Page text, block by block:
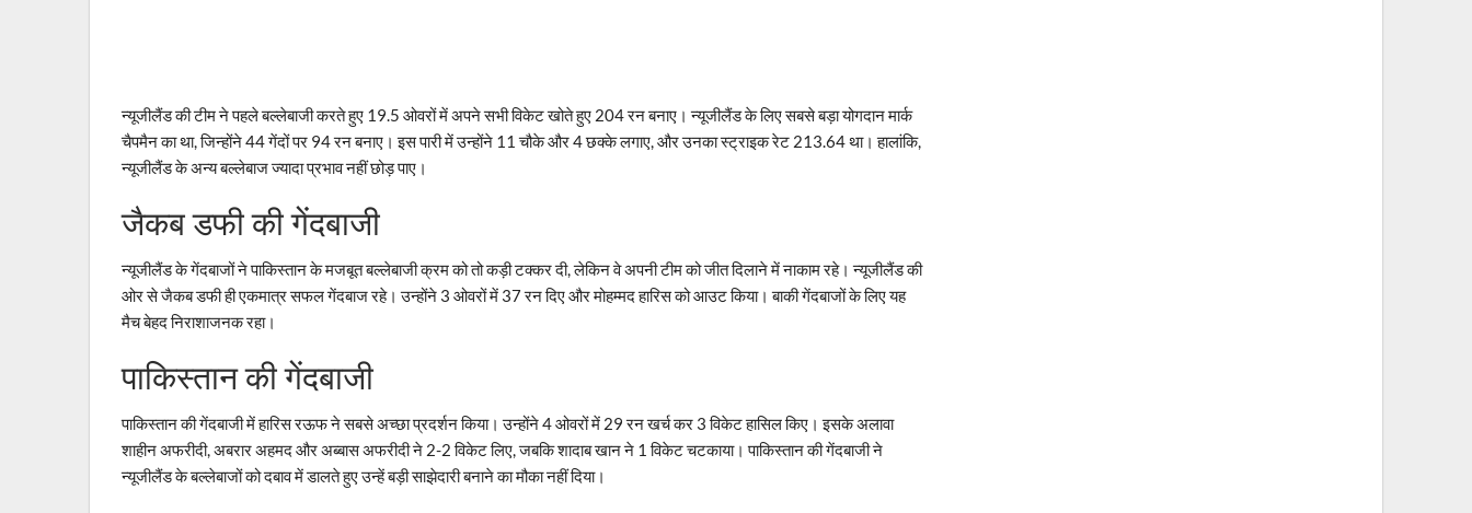
न्यूजीलैंड की टीम ने पहले बल्लेबाजी करते हुए 19.5 ओवरों में अपने सभी विकेट खोते हुए 204 रन बनाए। न्यूजीलैंड के लिए सबसे बड़ा योगदान मार्क
चैपमैन का था, जिन्होंने 44 गेंदों पर 94 रन बनाए। इस पारी में उन्होंने 11 चौके और 4 छक्के लगाए, और उनका स्ट्राइक रेट 213.64 था। हालांकि,
न्यूजीलैंड के अन्य बल्लेबाज ज्यादा प्रभाव नहीं छोड़ पाए।
जैकब डफी की गेंदबाजी
न्यूजीलैंड के गेंदबाजों ने पाकिस्तान के मजबूत बल्लेबाजी क्रम को तो कड़ी टक्कर दी, लेकिन वे अपनी टीम को जीत दिलाने में नाकाम रहे। न्यूजीलैंड की
ओर से जैकब डफी ही एकमात्र सफल गेंदबाज रहे। उन्होंने 3 ओवरों में 37 रन दिए और मोहम्मद हारिस को आउट किया। बाकी गेंदबाजों के लिए यह
मैच बेहद निराशाजनक रहा।
पाकिस्तान की गेंदबाजी
पाकिस्तान की गेंदबाजी में हारिस रऊफ ने सबसे अच्छा प्रदर्शन किया। उन्होंने 4 ओवरों में 29 रन खर्च कर 3 विकेट हासिल किए। इसके अलावा
शाहीन अफरीदी, अबरार अहमद और अब्बास अफरीदी ने 2-2 विकेट लिए, जबकि शादाब खान ने 1 विकेट चटकाया। पाकिस्तान की गेंदबाजी ने
न्यूजीलैंड के बल्लेबाजों को दबाव में डालते हुए उन्हें बड़ी साझेदारी बनाने का मौका नहीं दिया।